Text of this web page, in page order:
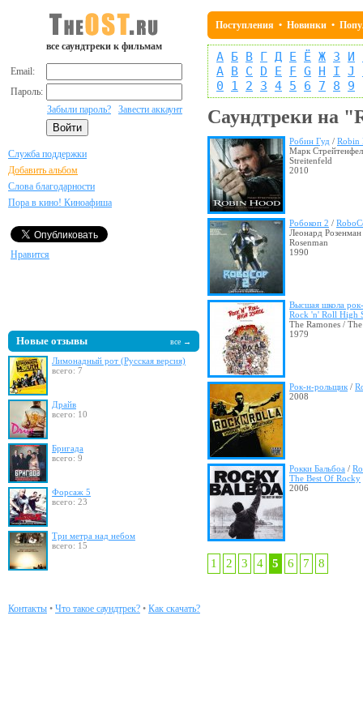
все саундтреки к фильмам
Email:
Пароль:
Забыли пароль?
Завести аккаунт
Служба поддержки
Добавить альбом
Слова благодарности
Пора в кино! Киноафиша
Нравится
Новые отзывы все →
Лимонадный рот (Русская версия)
всего: 7
Драйв
всего: 10
Бригада
всего: 9
Форсаж 5
всего: 23
Три метра над небом
всего: 15
Поступления • Новинки •
А Б В Г Д Е Ё Ж З И
A B C D E F G H I J
0
1 2 3 4 5 6 7 8 9
Саундтреки на
Робин Гуд / Robin
Марк
Streitenfeld
2010
Робокоп 2 /
Леонард
Rosenman
1990
Высшая школа
Rock 'n' Roll High
The Ramones /
1979
Рок-н-рольщик /
2008
Рокки Бальбоа /
The Best Of Rocky
2006
1 2 3 4 5 6 7 8
Контакты • Что такое саундтрек? • Как скачать?